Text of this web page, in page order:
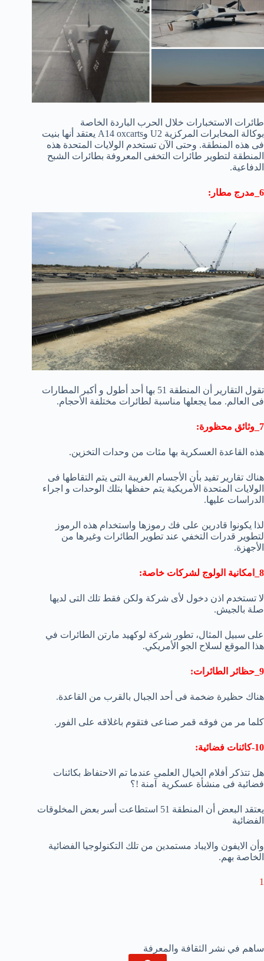
طائرات الاستخبارات خلال الحرب الباردة الخاصة
بوكالة المخابرات المركزية U2 وA14 oxcarts يعتقد أنها بنيت
فى هذه المنطقة. وحتى الآن تستخدم الولايات المتحدة هذه
المنطقة لتطوير طائرات التخفى المعروفة بطائرات الشبح
الدفاعية.
6_مدرج مطار:
تقول التقارير أن المنطقة 51 بها أحد أطول و أكبر المطارات
فى العالم. مما يجعلها مناسبة لطائرات مختلفة الأحجام.
7_وثائق محظورة:
هذه القاعدة العسكرية بها مئات من وحدات التخزين.
هناك تقارير تفيد بأن الأجسام الغريبة التى يتم التقاطها فى
الولايات المتحدة الأمريكية يتم حفظها بتلك الوحدات و اجراء
الدراسات عليها.
لذا يكونوا قادرين على فك رموزها واستخدام هذه الرموز
لتطوير قدرات التخفي عند تطوير الطائرات وغيرها من
الأجهزة.
8_امكانية الولوج لشركات خاصة:
لا تستخدم اذن دخول لأى شركة ولكن فقط تلك التى لديها
صلة بالجيش.
على سبيل المثال، تطور شركة لوكهيد مارتن الطائرات في
هذا الموقع لسلاح الجو الأمريكي.
9_حظائر الطائرات:
هناك حظيرة ضخمة فى أحد الجبال بالقرب من القاعدة.
كلما مر من فوقه قمر صناعى فتقوم باغلاقه على الفور.
10-كائنات فضائية:
هل تتذكر أفلام الخيال العلمى عندما تم الاحتفاظ بكائنات
فضائية فى منشأة عسكرية آمنة !؟
يعتقد البعض أن المنطقة 51 استطاعت أسر بعض المخلوقات
الفضائية
وأن الايفون والايباد مستمدين من تلك التكنولوجيا الفضائية
الخاصة بهم.
1
ساهم في نشر الثقافة والمعرفة